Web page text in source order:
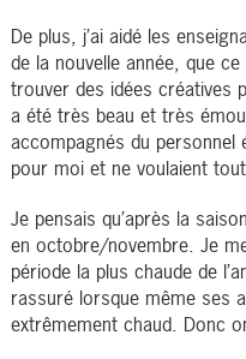
De plus, j’ai aidé les
de la nouvelle année, que
trouver des idées créatives
a été très beau et très
accompagnés du personnel
pour moi et ne voulaient
Je pensais qu’après la
en octobre/novembre. Je
période la plus chaude de
rassuré lorsque même ses
extrêmement chaud. Donc